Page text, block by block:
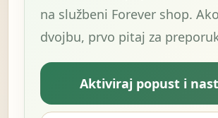
na službeni Forever shop.
dvojbu, prvo pitaj za
Aktiviraj popust i